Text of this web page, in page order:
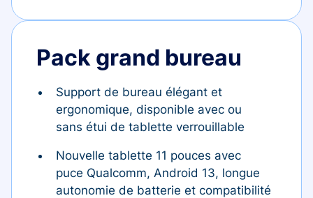
Pack grand bureau
Support de bureau élégant et
ergonomique, disponible avec ou
sans étui de tablette verrouillable
Nouvelle tablette 11 pouces avec
puce Qualcomm, Android 13, longue
autonomie de batterie et compatibilité